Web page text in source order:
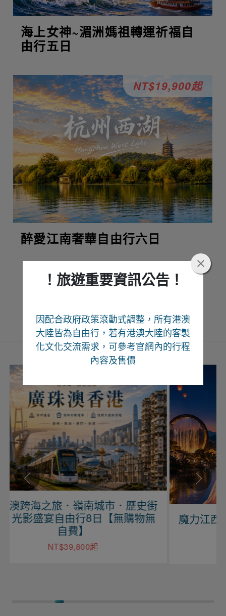
！旅遊重要資訊公告！
因配合政府政策滾動式調整，所有港澳
大陸皆為自由行，若有港澳大陸的客製
化文化交流需求，可參考官網內的行程
內容及售價
海上女神~湄洲媽祖轉運祈福自
由行五日
醉愛江南奢華自由行六日
NT$19,900起
Recommend
魔力江西、望仙望谷、婺源尋仙自由
行六日【上海進出】
NT$29,900起